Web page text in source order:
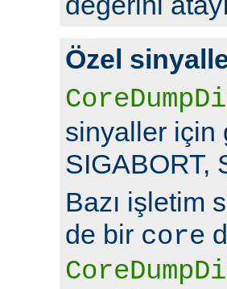
Özel
sinyaller için
SIGABORT,
Bazı işletim
de bir core